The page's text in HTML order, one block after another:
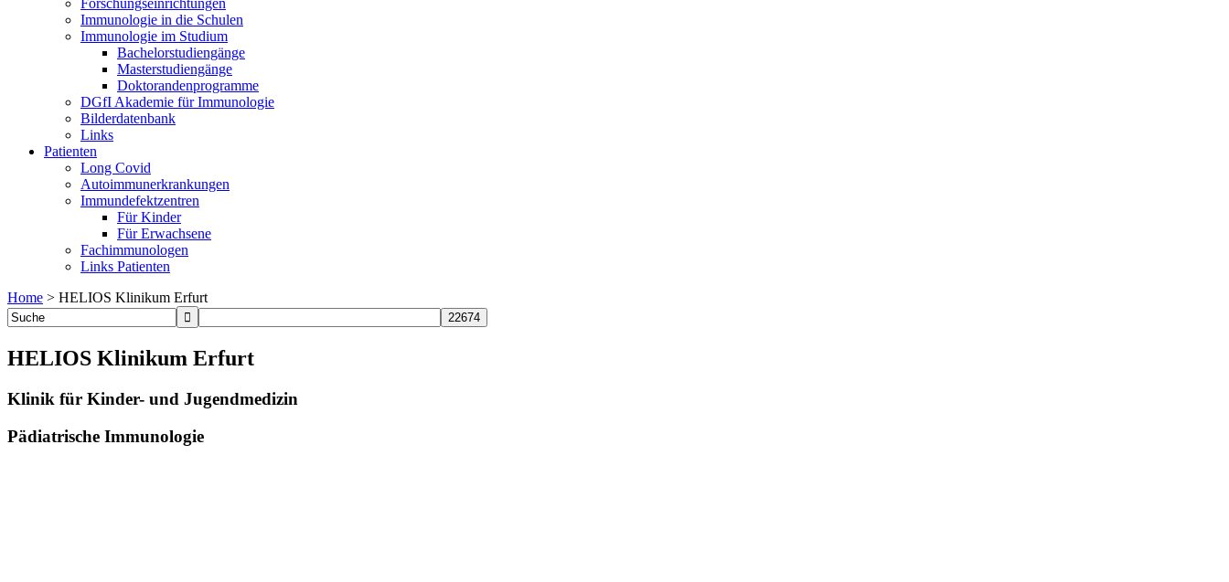
Forschungseinrichtungen
Immunologie in die Schulen
Immunologie im Studium
Bachelorstudiengänge
Masterstudiengänge
Doktorandenprogramme
DGfI Akademie für Immunologie
Bilderdatenbank
Links
Patienten
Long Covid
Autoimmunerkrankungen
Immundefektzentren
Für Kinder
Für Erwachsene
Fachimmunologen
Links Patienten
Home > HELIOS Klinikum Erfurt
HELIOS Klinikum Erfurt
Klinik für Kinder- und Jugendmedizin
Pädiatrische Immunologie